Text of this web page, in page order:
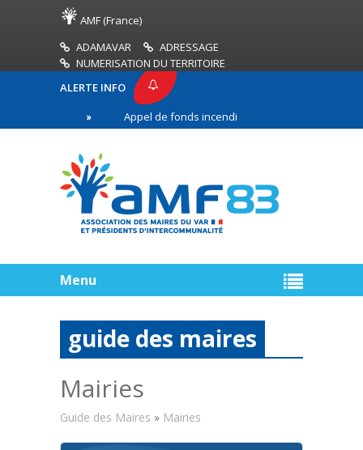
AMF (France)
ADAMAVAR
ADRESSAGE
NUMERISATION DU TERRITOIRE
ALERTE INFO
Appel de fonds incendies de forêt
Menu
guide des maires
Mairies
Guide des Maires » Mairies